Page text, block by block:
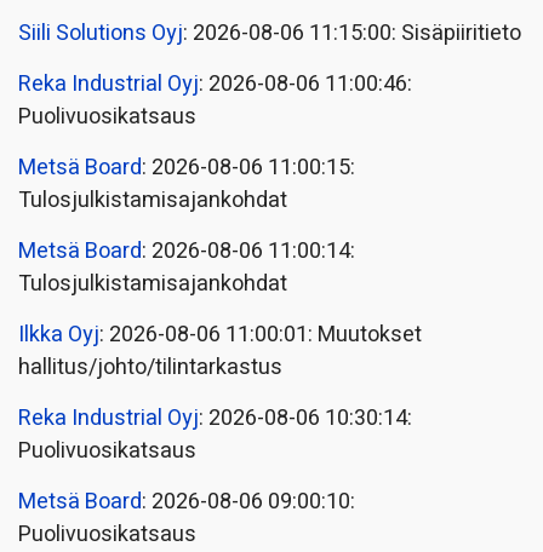
Siili Solutions Oyj: 2026-08-06 11:15:00: Sisäpiiritieto
Reka Industrial Oyj: 2026-08-06 11:00:46:
Puolivuosikatsaus
Metsä Board: 2026-08-06 11:00:15:
Tulosjulkistamisajankohdat
Metsä Board: 2026-08-06 11:00:14:
Tulosjulkistamisajankohdat
Ilkka Oyj: 2026-08-06 11:00:01: Muutokset
hallitus/johto/tilintarkastus
Reka Industrial Oyj: 2026-08-06 10:30:14:
Puolivuosikatsaus
Metsä Board: 2026-08-06 09:00:10:
Puolivuosikatsaus